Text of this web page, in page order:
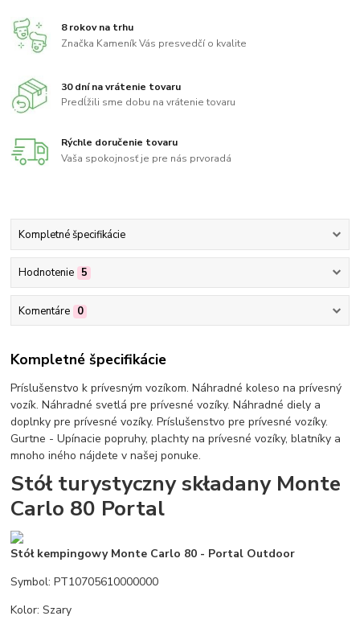
8 rokov na trhu
Značka Kameník Vás presvedčí o kvalite
30 dní na vrátenie tovaru
Predĺžili sme dobu na vrátenie tovaru
Rýchle doručenie tovaru
Vaša spokojnosť je pre nás prvoradá
Kompletné špecifikácie
Hodnotenie 5
Komentáre 0
Kompletné špecifikácie
Príslušenstvo k prívesným vozíkom. Náhradné koleso na prívesný
vozík. Náhradné svetlá pre prívesné vozíky. Náhradné diely a
doplnky pre prívesné vozíky. Príslušenstvo pre prívesné vozíky.
Gurtne - Upínacie popruhy, plachty na prívesné vozíky, blatníky a
mnoho iného nájdete v našej ponuke.
Stół turystyczny składany Monte
Carlo 80 Portal
Stół kempingowy Monte Carlo 80 - Portal Outdoor
Symbol: PT10705610000000
Kolor: Szary